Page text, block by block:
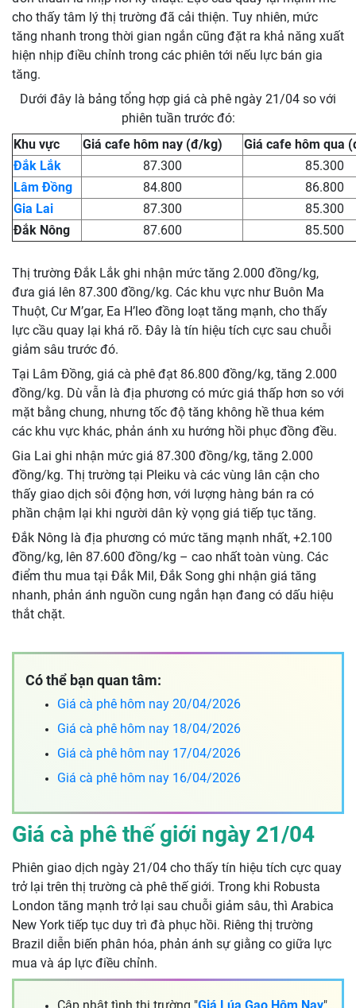
cho thấy tâm lý thị trường đã cải thiện. Tuy nhiên, mức
tăng nhanh trong thời gian ngắn cũng đặt ra khả năng xuất
hiện nhịp điều chỉnh trong các phiên tới nếu lực bán gia
tăng.
Dưới đây là bảng tổng hợp giá cà phê ngày 21/04 so với
phiên tuần trước đó:
Khu vực
Giá cafe hôm nay (đ/kg)
Giá cafe hôm qua
Đắk Lắk
87.300
85.300
Lâm Đồng
84.800
86.800
Gia Lai
87.300
85.300
Đắk Nông
87.600 85.500
Thị trường Đắk Lắk ghi nhận mức tăng 2.000 đồng/kg,
đưa giá lên 87.300 đồng/kg. Các khu vực như Buôn Ma
Thuột, Cư M’gar, Ea H’leo đồng loạt tăng mạnh, cho thấy
lực cầu quay lại khá rõ. Đây là tín hiệu tích cực sau chuỗi
giảm sâu trước đó.
Tại Lâm Đồng, giá cà phê đạt 86.800 đồng/kg, tăng 2.000
đồng/kg. Dù vẫn là địa phương có mức giá thấp hơn so với
mặt bằng chung, nhưng tốc độ tăng không hề thua kém
các khu vực khác, phản ánh xu hướng hồi phục đồng đều.
Gia Lai ghi nhận mức giá 87.300 đồng/kg, tăng 2.000
đồng/kg. Thị trường tại Pleiku và các vùng lân cận cho
thấy giao dịch sôi động hơn, với lượng hàng bán ra có
phần chậm lại khi người dân kỳ vọng giá tiếp tục tăng.
Đắk Nông là địa phương có mức tăng mạnh nhất, +2.100
đồng/kg, lên 87.600 đồng/kg – cao nhất toàn vùng. Các
điểm thu mua tại Đắk Mil, Đắk Song ghi nhận giá tăng
nhanh, phản ánh nguồn cung ngắn hạn đang có dấu hiệu
thắt chặt.
Có thể bạn quan tâm:
Giá cà phê hôm nay 20/04/2026
Giá cà phê hôm nay 18/04/2026
Giá cà phê hôm nay 17/04/2026
Giá cà phê hôm nay 16/04/2026
Giá cà phê thế giới ngày 21/04
Phiên giao dịch ngày 21/04 cho thấy tín hiệu tích cực quay
trở lại trên thị trường cà phê thế giới. Trong khi Robusta
London tăng mạnh trở lại sau chuỗi giảm sâu, thì Arabica
New York tiếp tục duy trì đà phục hồi. Riêng thị trường
Brazil diễn biến phân hóa, phản ánh sự giằng co giữa lực
mua và áp lực điều chỉnh.